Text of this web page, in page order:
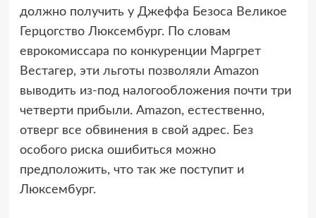
должно получить у Джеффа Безоса Великое
Герцогство Люксембург. По словам
еврокомиссара по конкуренции Маргрет
Вестагер, эти льготы позволяли Amazon
выводить из-под налогообложения почти три
четверти прибыли. Amazon, естественно,
отверг все обвинения в свой адрес. Без
особого риска ошибиться можно
предположить, что так же поступит и
Люксембург.